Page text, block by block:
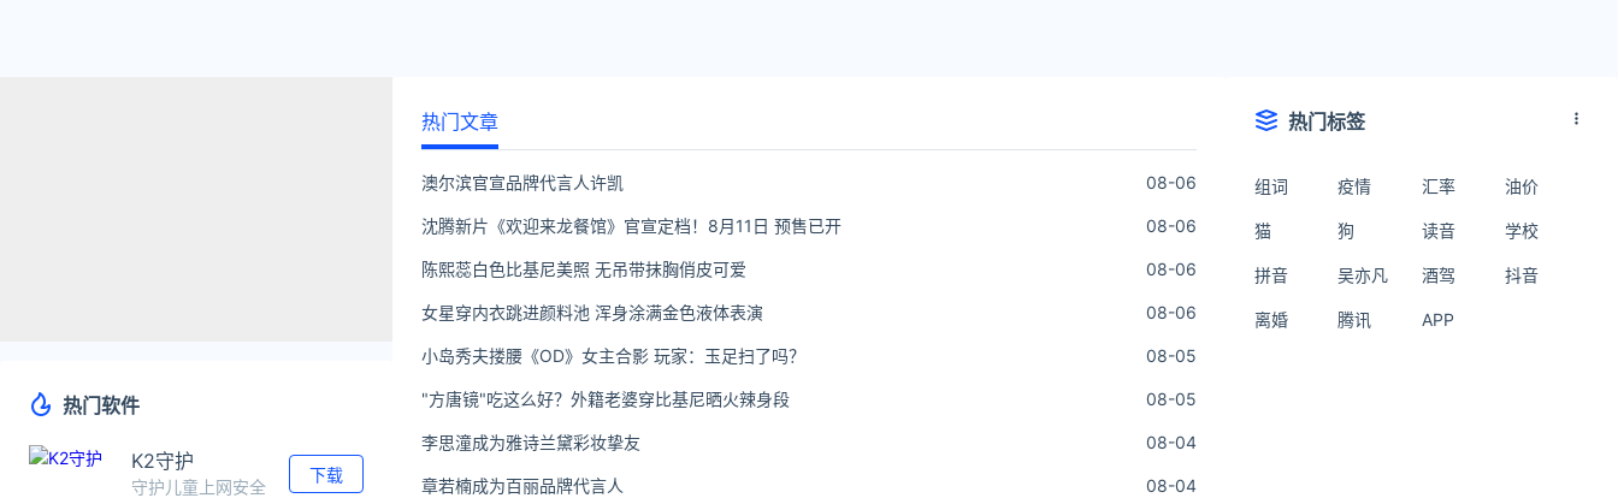
热门软件
K2守护
守护儿童上网安全
下载
热门文章
澳尔滨官宣品牌代言人许凯 08-06
沈腾新片《欢迎来龙餐馆》官宣定档！8月11日 预售已开 08-06
陈熙蕊白色比基尼美照 无吊带抹胸俏皮可爱 08-06
女星穿内衣跳进颜料池 浑身涂满金色液体表演 08-06
小岛秀夫搂腰《OD》女主合影 玩家：玉足扫了吗？ 08-05
"方唐镜"吃这么好？外籍老婆穿比基尼晒火辣身段 08-05
李思潼成为雅诗兰黛彩妆挚友 08-04
章若楠成为百丽品牌代言人 08-04
热门标签
组词 疫情 汇率 油价
猫 狗 读音 学校
拼音 吴亦凡 酒驾 抖音
离婚 腾讯 APP